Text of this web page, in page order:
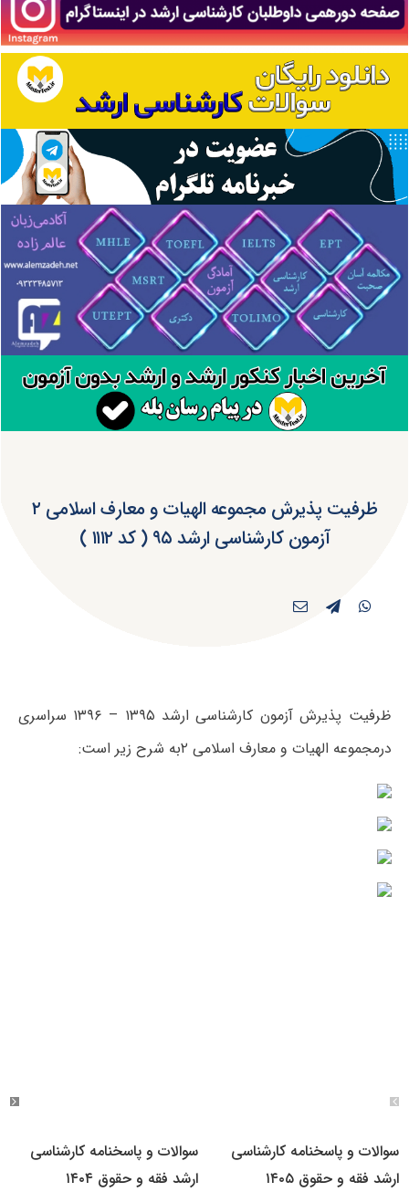
ظرفیت پذیرش مجموعه الهیات و معارف اسلامی ۲
آزمون کارشناسی ارشد ۹۵ ( کد ۱۱۱۲ )
ظرفیت پذیرش آزمون کارشناسی ارشد ۱۳۹۵ – ۱۳۹۶ سراسری
درمجموعه الهیات و معارف اسلامی ۲به شرح زیر است:
سوالات و پاسخنامه کارشناسی
ارشد فقه و حقوق ۱۴۰۵
سوالات و پاسخنامه کارشناسی
ارشد فقه و حقوق ۱۴۰۴